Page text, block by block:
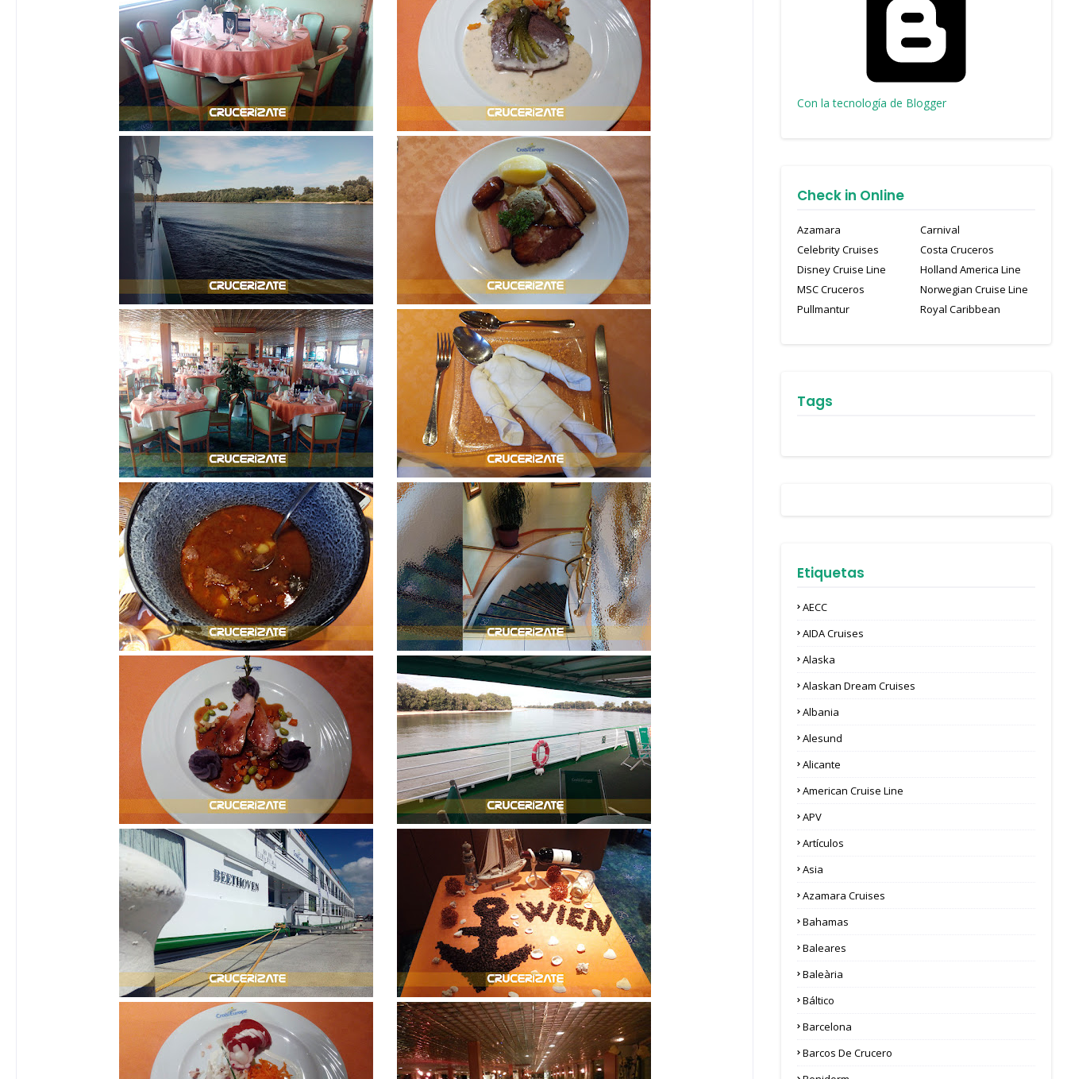
Con la tecnología de Blogger
Check in Online
Azamara
Carnival
Celebrity Cruises
Costa Cruceros
Disney Cruise Line
Holland America Line
MSC Cruceros
Norwegian Cruise Line
Pullmantur
Royal Caribbean
Tags
Etiquetas
AECC
AIDA Cruises
Alaska
Alaskan Dream Cruises
Albania
Alesund
Alicante
American Cruise Line
APV
Artículos
Asia
Azamara Cruises
Bahamas
Baleares
Baleària
Báltico
Barcelona
Barcos De Crucero